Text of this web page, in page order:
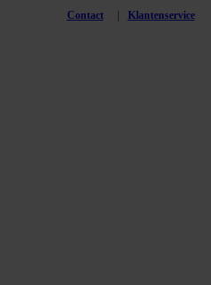
Contact Klantenservice